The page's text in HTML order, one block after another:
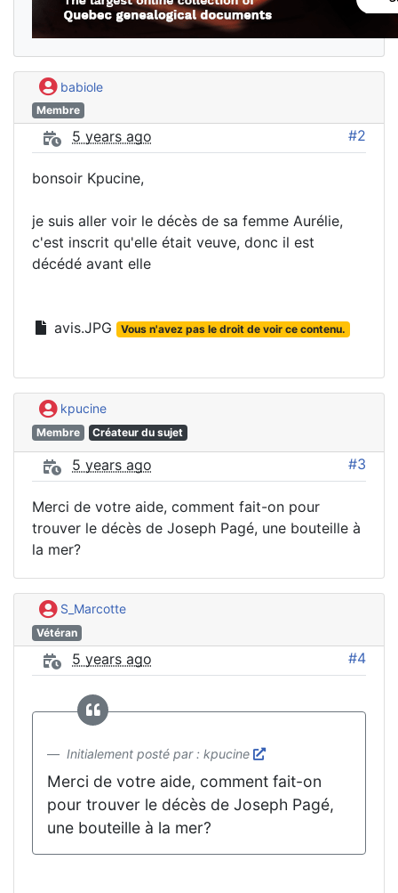
babiole
Membre
5 years ago #2
bonsoir Kpucine,
je suis aller voir le décès de sa femme Aurélie,
c'est inscrit qu'elle était veuve, donc il est
décédé avant elle
avis.JPG Vous n'avez pas le droit de voir ce contenu.
kpucine
Membre Créateur du sujet
5 years ago #3
Merci de votre aide, comment fait-on pour
trouver le décès de Joseph Pagé, une bouteille à
la mer?
S_Marcotte
Vétéran
5 years ago #4
Initialement posté par : kpucine
Merci de votre aide, comment fait-on
pour trouver le décès de Joseph Pagé,
une bouteille à la mer?